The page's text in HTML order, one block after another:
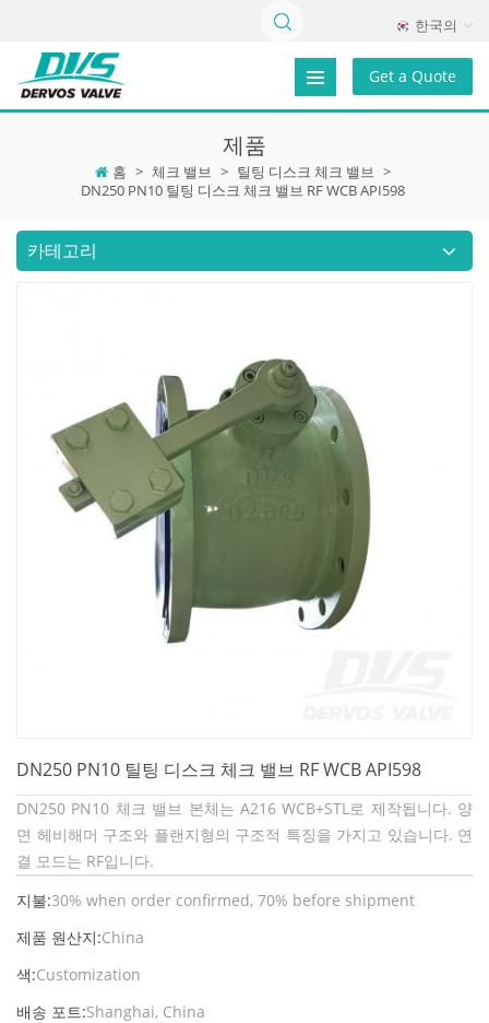
한국의
Get a Quote
제품
홈 > 체크 밸브 > 틸팅 디스크 체크 밸브 >
DN250 PN10 틸팅 디스크 체크 밸브 RF WCB API598
카테고리
DN250 PN10 틸팅 디스크 체크 밸브 RF WCB API598
DN250 PN10 체크 밸브 본체는 A216 WCB+STL로 제작됩니다. 양
면 헤비해머 구조와 플랜지형의 구조적 특징을 가지고 있습니다. 연
결 모드는 RF입니다.
지불:30% when order confirmed, 70% before shipment
제품 원산지:China
색:Customization
배송 포트:Shanghai, China